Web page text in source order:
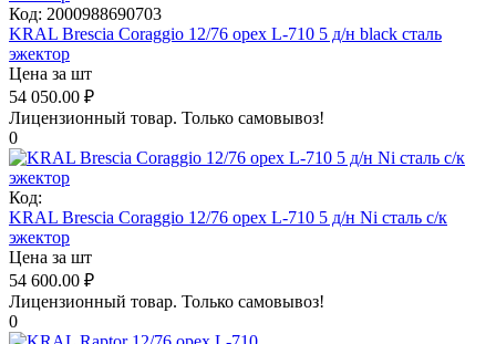
Код: 2000988690703
KRAL Brescia Coraggio 12/76 орех L-710 5 д/н black сталь
эжектор
Цена за шт
54 050.00 ₽
Лицензионный товар. Только самовывоз!
0
Код:
KRAL Brescia Coraggio 12/76 орех L-710 5 д/н Ni сталь с/к
эжектор
Цена за шт
54 600.00 ₽
Лицензионный товар. Только самовывоз!
0